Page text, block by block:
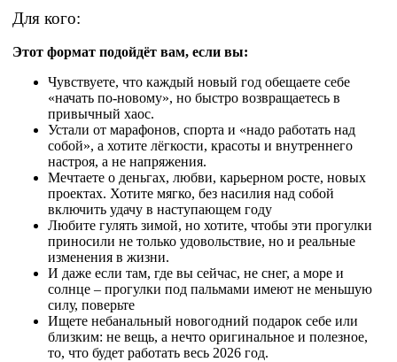
Для кого:
Этот формат подойдёт вам, если вы:
Чувствуете, что каждый новый год обещаете себе
«начать по‑новому», но быстро возвращаетесь в
привычный хаос.
Устали от марафонов, спорта и «надо работать над
собой», а хотите лёгкости, красоты и внутреннего
настроя, а не напряжения.
Мечтаете о деньгах, любви, карьерном росте, новых
проектах. Хотите мягко, без насилия над собой
включить удачу в наступающем году​
Любите гулять зимой, но хотите, чтобы эти прогулки
приносили не только удовольствие, но и реальные
изменения в жизни.​
И даже если там, где вы сейчас, не снег, а море и
солнце – прогулки под пальмами имеют не меньшую
силу, поверьте
Ищете небанальный новогодний подарок себе или
близким: не вещь, а нечто оригинальное и полезное,
то, что будет работать весь 2026 год.